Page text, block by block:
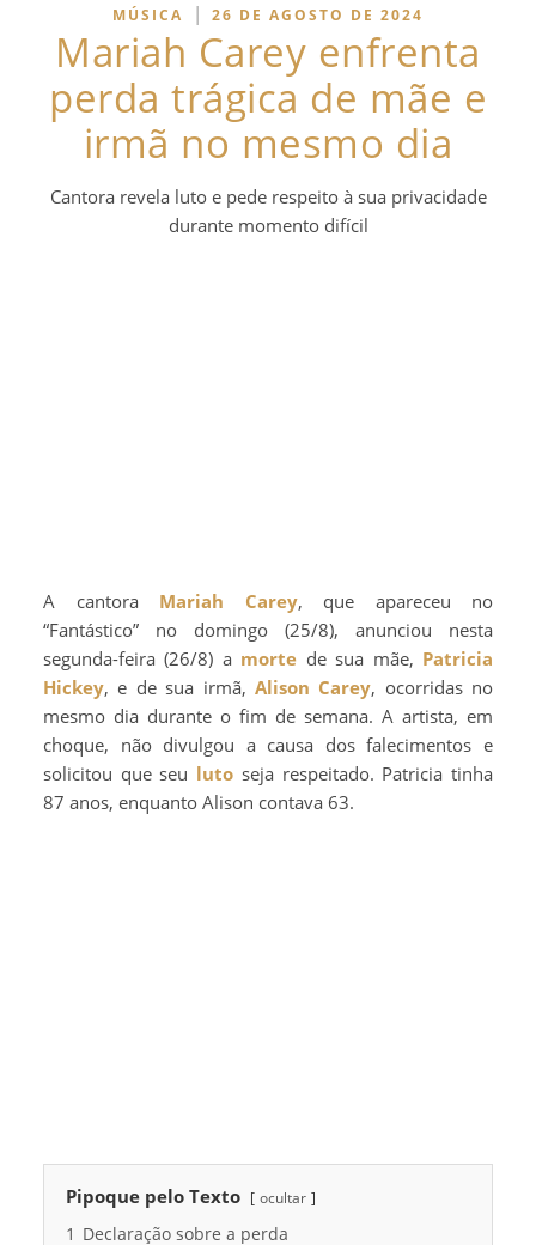
MÚSICA | 26 DE AGOSTO DE 2024
Mariah Carey enfrenta
perda trágica de mãe e
irmã no mesmo dia
Cantora revela luto e pede respeito à sua privacidade
durante momento difícil
A cantora Mariah Carey, que apareceu no
“Fantástico” no domingo (25/8), anunciou nesta
segunda-feira (26/8) a morte de sua mãe, Patricia
Hickey, e de sua irmã, Alison Carey, ocorridas no
mesmo dia durante o fim de semana. A artista, em
choque, não divulgou a causa dos falecimentos e
solicitou que seu luto seja respeitado. Patricia tinha
87 anos, enquanto Alison contava 63.
Pipoque pelo Texto ocultar
1 Declaração sobre a perda